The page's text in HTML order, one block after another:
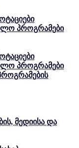
პროგრამები
პროგრამები
მედიისა და